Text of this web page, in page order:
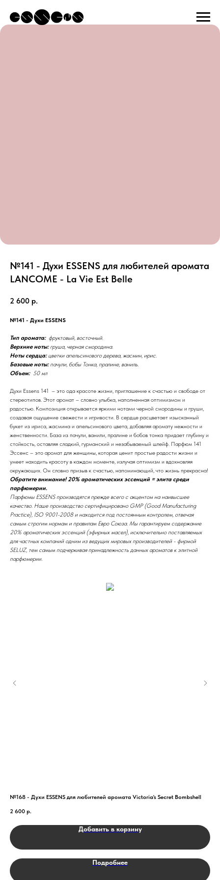
№141 - Духи ESSENS для любителей аромата
LANCOME - La Vie Est Belle
2 600 р.
№141 - Духи ESSENS
Тип аромата:фруктовый, восточный.
Верхние ноты:груша, черная смородина.
Ноты сердца:цветки апельсинового дерева, жасмин, ирис.
Базовые ноты:пачули, бобы Тонка, пралине, ваниль.
Объем:50 мл
Духи Essens 141 – это ода красоте жизни, приглашение к счастью и свободе от
стереотипов. Этот аромат – словно улыбка, наполненная оптимизмом и
радостью. Композиция открывается яркими нотами черной смородины и груши,
создавая ощущение свежести и игривости. В сердце расцветает изысканный
букет из ириса, жасмина и апельсинового цвета, добавляя аромату нежности и
женственности. База из пачули, ванили, пралине и бобов тонка придает глубину и
стойкость, оставляя сладкий, гурманский и незабываемый шлейф. Парфюм 141
Эссенс – это аромат для женщины, которая ценит простые радости жизни и
умеет находить красоту в каждом моменте, излучая оптимизм и вдохновляя
окружающих. Он словно призыв к счастью, напоминающий, что жизнь прекрасна!
Обратите внимание! 20% ароматических эссенций = элита среди
парфюмерии.
Парфюмы ESSENS производятся прежде всего с акцентом на наивысшее
качество. Наше производство сертифицировано GMP (Good Manufacturing
Practice), ISO 9001-2008 и находится под постоянным контролем, отвечая
самым строгим нормам и правилам Евро Союза. Мы гарантируем содержание
20% ароматических эссенций (эфирных масел), исключительно поставляемых
для частных компаний одним из ведущих мировых производителей - фирмой
SELUZ, тем самым подчеркивая принадлежность данных ароматов к элитной
парфюмерии.
№168 - Духи ESSENS для любителей аромата Victoria's Secret Bombshell
2 600 р.
Добавить в корзину
Подробнее